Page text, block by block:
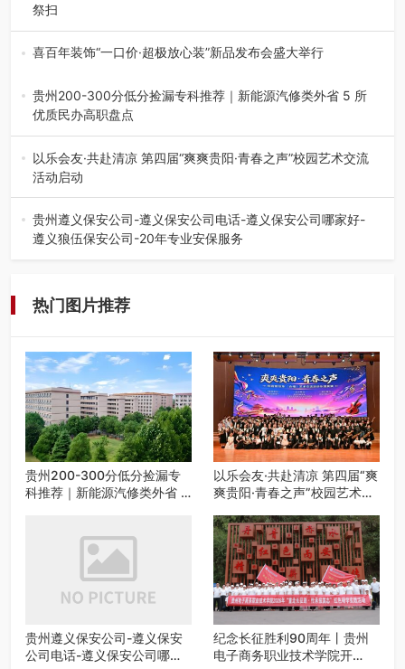
祭扫
八一建军节到来之际，由贵州省退役军人事务厅指导，贵阳
市退役军人事务局联合贵州广电…
喜百年装饰“一口价·超极放心装”新品发布会盛大举行
会在贵阳隆重举行。…
贵州200-300分低分捡漏专科推荐｜新能源汽修类外省 5 所
优质民办高职盘点
在贵州省高考志愿填报体系中，200至300分数段考生可选择
的省内工科、新能源汽车…
以乐会友·共赴清凉 第四届“爽爽贵阳·青春之声”校园艺术交流
活动启动
七月的贵阳，清风送爽，第四届“爽爽贵阳·青春之声”校园管
弦乐（合唱）艺术交流活动…
贵州遵义保安公司-遵义保安公司电话-遵义保安公司哪家好-
遵义狼伍保安公司-20年专业安保服务
热门图片推荐
贵州200-300分低分捡漏专
科推荐｜新能源汽修类外省 5
以乐会友·共赴清凉 第四届“爽
爽贵阳·青春之声”校园艺术交
贵州遵义保安公司-遵义保安
公司电话-遵义保安公司哪家
纪念长征胜利90周年丨贵州
电子商务职业技术学院开